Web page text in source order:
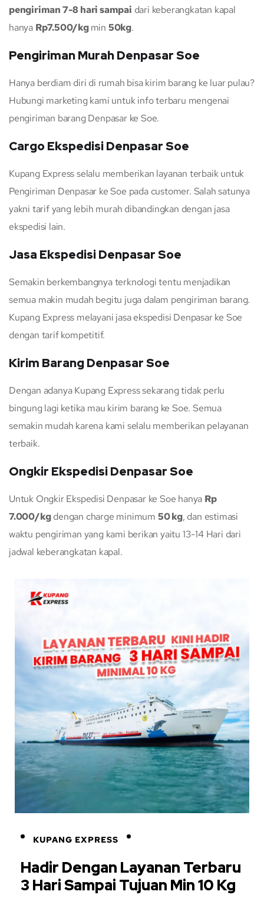
pengiriman 7-8 hari sampai dari keberangkatan kapal
hanya Rp7.500/kgmin 50kg.
Pengiriman Murah Denpasar Soe
Hanya berdiam diri di rumah bisa kirim barang ke luar pulau?
Hubungi marketing kami untuk info terbaru mengenai
pengiriman barang Denpasar ke Soe.
Cargo Ekspedisi Denpasar Soe
Kupang Express selalu memberikan layanan terbaik untuk
Pengiriman Denpasar ke Soe pada customer. Salah satunya
yakni tarif yang lebih murah dibandingkan dengan jasa
ekspedisi lain.
Jasa Ekspedisi Denpasar Soe
Semakin berkembangnya terknologi tentu menjadikan
semua makin mudah begitu juga dalam pengiriman barang.
Kupang Express melayani jasa ekspedisi Denpasar ke Soe
dengan tarif kompetitif.
Kirim Barang Denpasar Soe
Dengan adanya Kupang Express sekarang tidak perlu
bingung lagi ketika mau kirim barang ke Soe. Semua
semakin mudah karena kami selalu memberikan pelayanan
terbaik.
Ongkir Ekspedisi Denpasar Soe
Untuk Ongkir Ekspedisi Denpasar ke Soe hanya Rp
7.000/kgdengan charge minimum 50 kg, dan estimasi
waktu pengiriman yang kami berikan yaitu 13-14 Hari dari
jadwal keberangkatan kapal.
KUPANG EXPRESS
Hadir Dengan Layanan Terbaru
3 Hari Sampai Tujuan Min 10 Kg